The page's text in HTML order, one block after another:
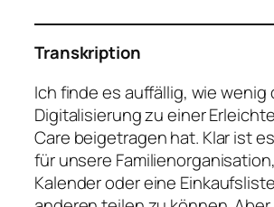
Transkription
Ich finde es auffällig, wie wenig
Digitalisierung zu einer
Care beigetragen hat. Klar ist
für unsere
Kalender oder eine